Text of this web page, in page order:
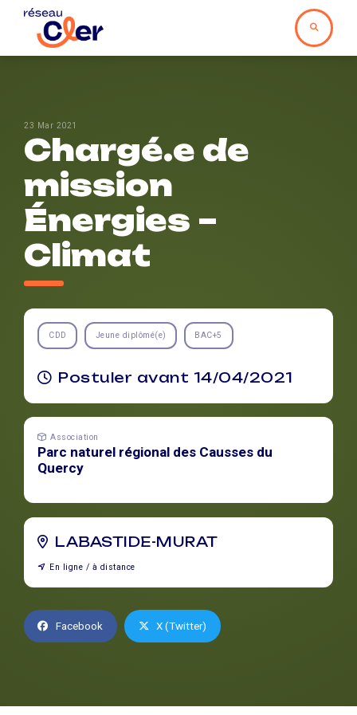
23 Mar 2021
Chargé.e de
mission
Énergies –
Climat
CDD Jeune diplômé(e) BAC+5
Postuler avant 14/04/2021
Association
Parc naturel régional des Causses du
Quercy
LABASTIDE-MURAT
En ligne / à distance
Facebook X (Twitter)